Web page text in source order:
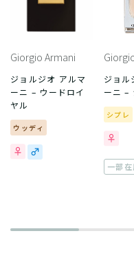
Giorgio Armani
ジョルジオ アルマ
ーニ – ウードロイ
ヤル
ウッディ
ジョル
ーニ –
シプレ
一部